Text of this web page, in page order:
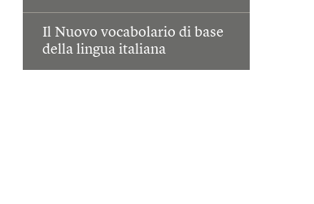
Il Nuovo vocabolario di base
della lingua italiana